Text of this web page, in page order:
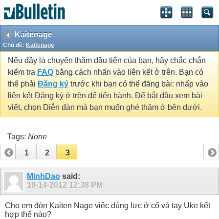
Kaitenage
Chủ đề: Kaitenage
Nếu đây là chuyến thăm đầu tiên của bạn, hãy chắc chắn
kiểm tra FAQ bằng cách nhấn vào liên kết ở trên. Bạn có
thể phải Đăng ký trước khi bạn có thể đăng bài: nhấp vào
liên kết Đăng ký ở trên để tiến hành. Để bắt đầu xem bài
viết, chọn Diễn đàn mà bạn muốn ghé thăm ở bên dưới.
Tags: None
1
2 3
MinhDao said:
10-14-2012 12:38 PM
Cho em đòn Kaiten Nage việc dùng lực ở cổ và tay Uke kết
hợp thế nào?